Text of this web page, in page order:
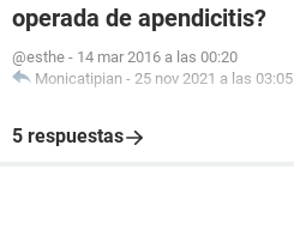
operada de apendicitis?
@esthe - 14 mar 2016 a las 00:20
Monicatipian - 25 nov 2021 a las 03:05
5 respuestas